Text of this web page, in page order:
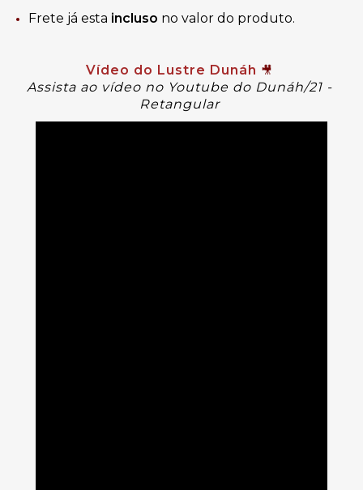
Frete já esta incluso no valor do produto.
Vídeo do Lustre Dunáh 🎥
Assista ao vídeo no Youtube do Dunáh/21 -
Retangular